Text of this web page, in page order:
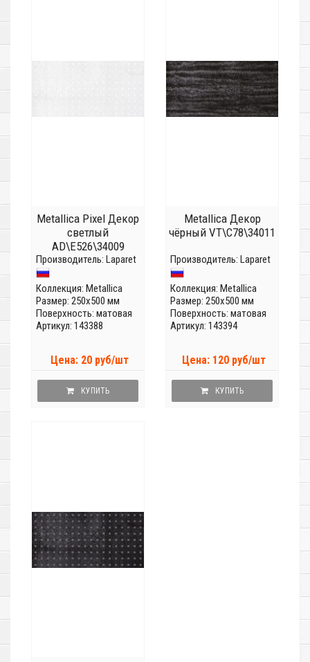
Metallica Pixel Декор
светлый
AD\E526\34009
Производитель: Laparet
Коллекция: Metallica
Размер: 250x500 мм
Поверхность: матовая
Артикул: 143388
Цена: 20 руб/шт
КУПИТЬ
Metallica Декор
чёрный VT\C78\34011
Производитель: Laparet
Коллекция: Metallica
Размер: 250x500 мм
Поверхность: матовая
Артикул: 143394
Цена: 120 руб/шт
КУПИТЬ